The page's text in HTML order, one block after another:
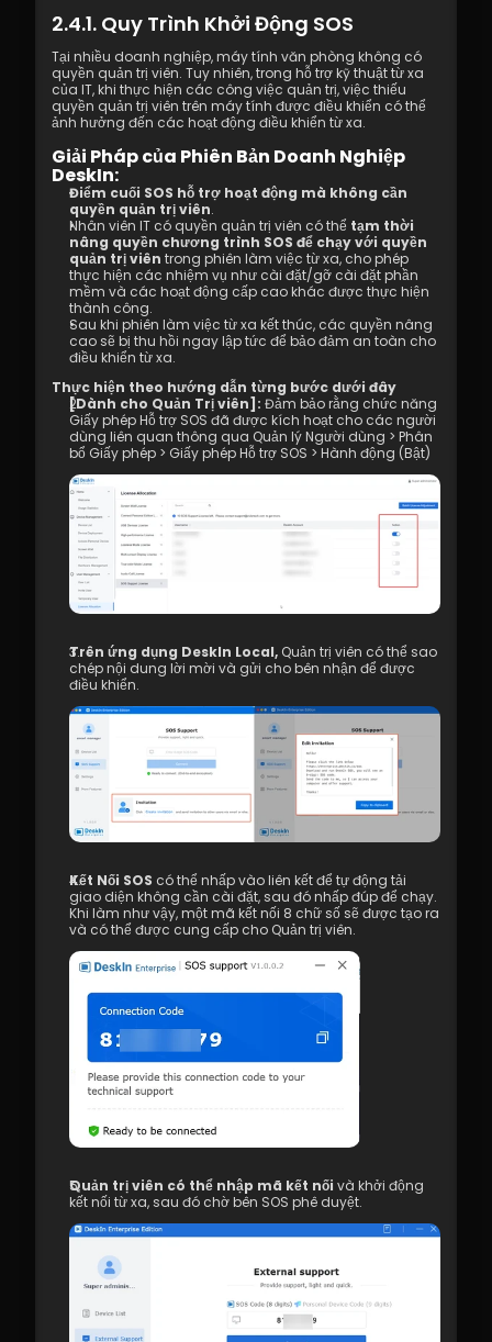
4.02 Chế độ chất lượng cao là gì?
4.03 Cách Bật Chế Độ Chất Lượng Cao
4.04 Tùy chọn chất lượng hình ảnh
4.05 In ấn từ xa
4.06 Màn hình bảo mật
4.07 Điều kiện để kích hoạt chế độ màu
thật 4:4:4
4.08 Cách cấu hình điều khiển từ xa
nhiều màn hình đến nhiều màn hình
4.09 Cách cấu hình và sử dụng bảng đồ
họa/Bảng vẽ
4.10 Thanh công cụ từ xa - Widget nổi
4.11 SOS Không có quyền quản trị viên để
chạy và nâng cao quyền truy cập trong
quá trình điều khiển từ xa
4.12 Cài đặt phím tắt
4.13. Cuộc gọi âm thanh
4.14. Phân phối
5.1 Các yêu cầu về Tường lửa & Cổng
5.2 Cài đặt Proxy Internet
5.3 Kiểm tra Chính sách Mạng Công ty –
Quản lý Hành vi Internet
6.1 Quản lý phân bổ quyền truy cập
7.1 Các Thực Hành Tốt Nhất cho Trải
Nghiệm Video 4K
8.1 DeskIn Enterprise v2.0.0 Các Tính
Năng Mới
2.4.1. Quy Trình Khởi Động SOS
Tại nhiều doanh nghiệp, máy tính văn phòng không có
quyền quản trị viên. Tuy nhiên, trong hỗ trợ kỹ thuật từ xa
của IT, khi thực hiện các công việc quản trị, việc thiếu
quyền quản trị viên trên máy tính được điều khiển có thể
ảnh hưởng đến các hoạt động điều khiển từ xa.
Giải Pháp của Phiên Bản Doanh Nghiệp
DeskIn:
Điểm cuối SOS hỗ trợ hoạt động mà không cần
quyền quản trị viên.
Nhân viên IT có quyền quản trị viên có thể tạm thời
nâng quyền chương trình SOS để chạy với quyền
quản trị viên trong phiên làm việc từ xa, cho phép
thực hiện các nhiệm vụ như cài đặt/gỡ cài đặt phần
mềm và các hoạt động cấp cao khác được thực hiện
thành công.
Sau khi phiên làm việc từ xa kết thúc, các quyền nâng
cao sẽ bị thu hồi ngay lập tức để bảo đảm an toàn cho
điều khiển từ xa.
Thực hiện theo hướng dẫn từng bước dưới đây
[Dành cho Quản Trị viên]: Đảm bảo rằng chức năng
Giấy phép Hỗ trợ SOS đã được kích hoạt cho các người
dùng liên quan thông qua Quản lý Người dùng > Phân
bổ Giấy phép > Giấy phép Hỗ trợ SOS > Hành động (Bật)
Trên ứng dụng DeskIn Local, Quản trị viên có thể sao
chép nội dung lời mời và gửi cho bên nhận để được
điều khiển.
Kết Nối SOS có thể nhấp vào liên kết để tự động tải
giao diện không cần cài đặt, sau đó nhấp đúp để chạy.
Khi làm như vậy, một mã kết nối 8 chữ số sẽ được tạo ra
và có thể được cung cấp cho Quản trị viên.
Quản trị viên có thể nhập mã kết nối và khởi động
kết nối từ xa, sau đó chờ bên SOS phê duyệt.